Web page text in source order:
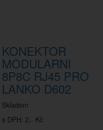
KONEKTOR
MODULARNI
8P8C RJ45 PRO
LANKO D602
Skladem
s DPH: 2,- Kč